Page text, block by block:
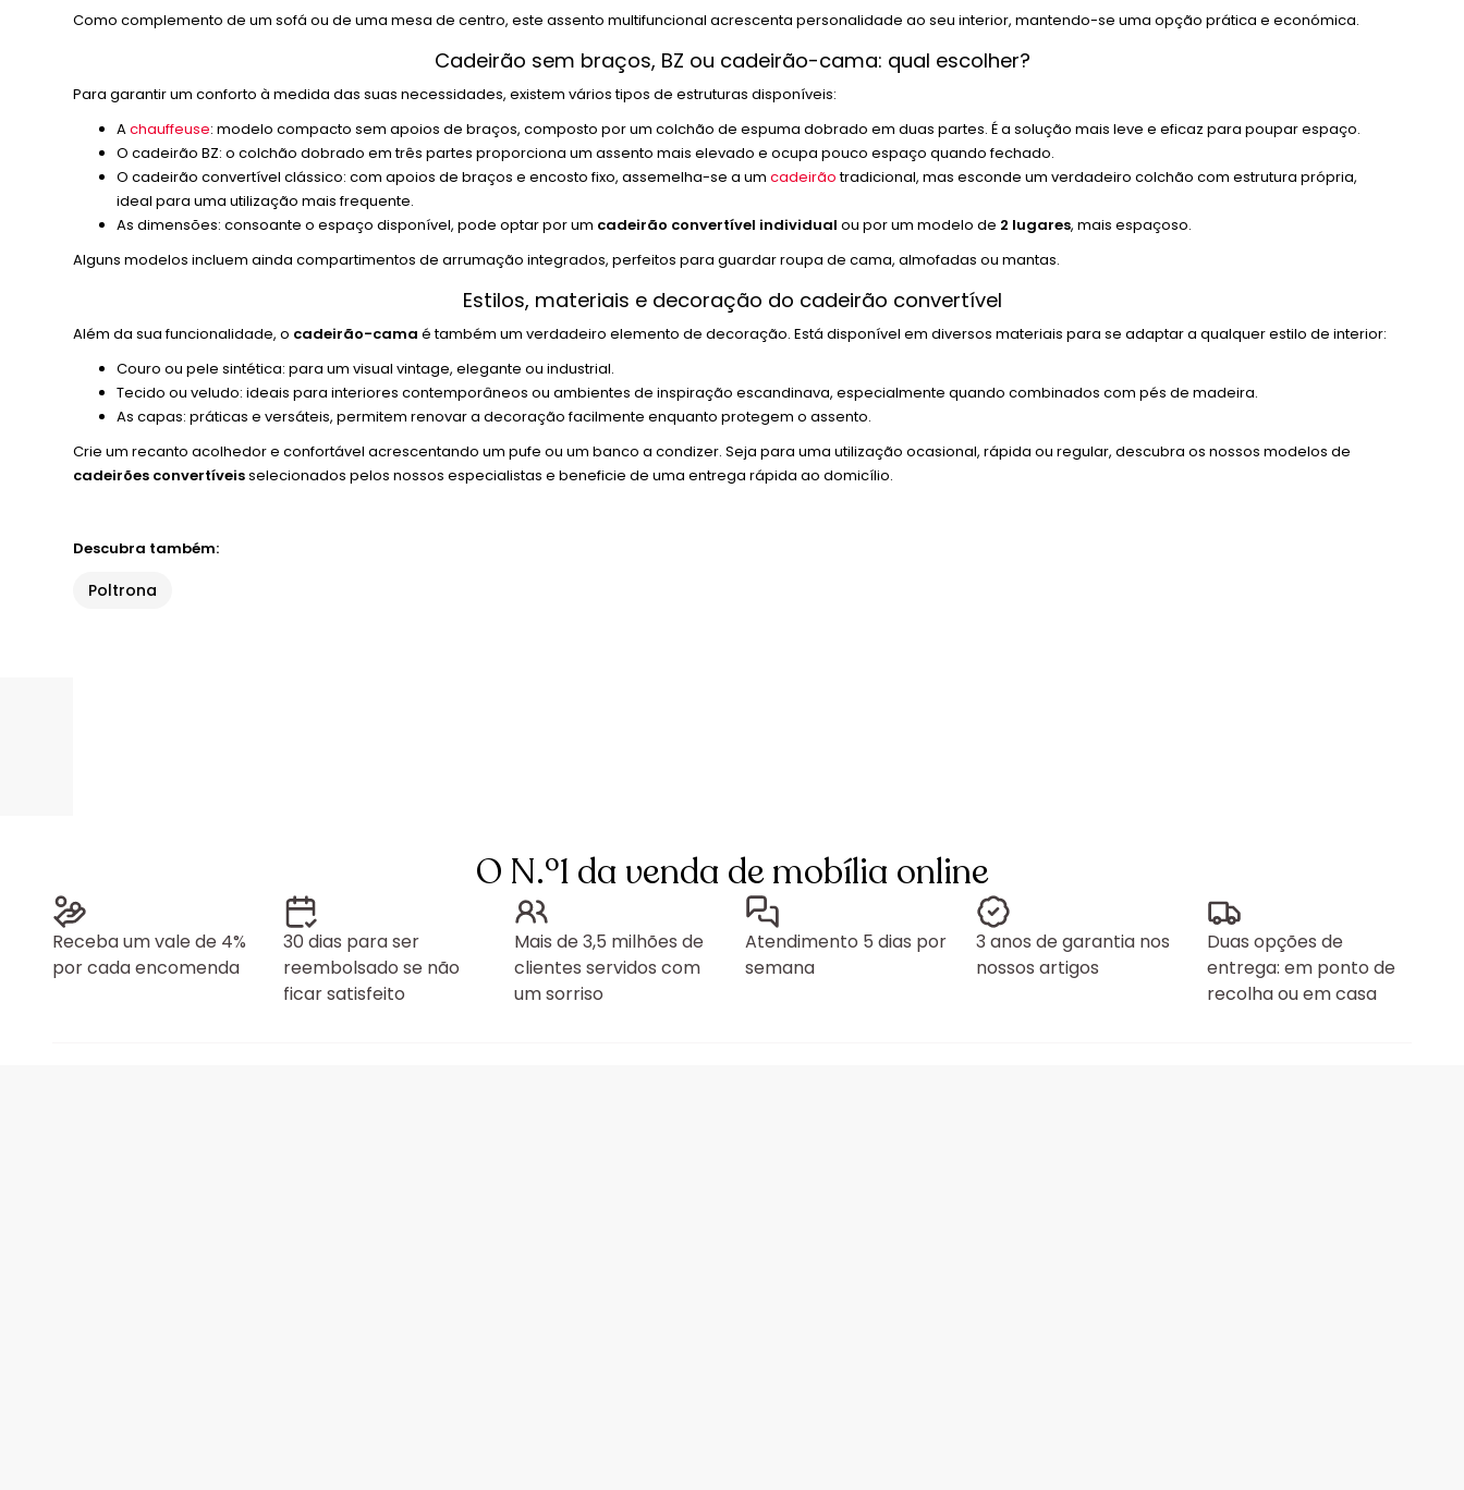
Como complemento de um sofá ou de uma mesa de centro, este assento multifuncional acrescenta personalidade ao seu interior, mantendo-se uma opção prática e económica.
Cadeirão sem braços, BZ ou cadeirão-cama: qual escolher?
Para garantir um conforto à medida das suas necessidades, existem vários tipos de estruturas disponíveis:
Achauffeuse: modelo compacto sem apoios de braços, composto por um colchão de espuma dobrado em duas partes. É a solução mais leve e eficaz para poupar espaço.
O cadeirão BZ: o colchão dobrado em três partes proporciona um assento mais elevado e ocupa pouco espaço quando fechado.
O cadeirão convertível clássico: com apoios de braços e encosto fixo, assemelha-se a umcadeirãotradicional, mas esconde um verdadeiro colchão com estrutura própria,
ideal para uma utilização mais frequente.
As dimensões: consoante o espaço disponível, pode optar por um cadeirão convertível individual ou por um modelo de 2 lugares, mais espaçoso.
Alguns modelos incluem ainda compartimentos de arrumação integrados, perfeitos para guardar roupa de cama, almofadas ou mantas.
Estilos, materiais e decoração do cadeirão convertível
Além da sua funcionalidade, o cadeirão-cama é também um verdadeiro elemento de decoração. Está disponível em diversos materiais para se adaptar a qualquer estilo de interior:
Couro ou pele sintética: para um visual vintage, elegante ou industrial.
Tecido ou veludo: ideais para interiores contemporâneos ou ambientes de inspiração escandinava, especialmente quando combinados com pés de madeira.
As capas: práticas e versáteis, permitem renovar a decoração facilmente enquanto protegem o assento.
Crie um recanto acolhedor e confortável acrescentando um pufe ou um banco a condizer. Seja para uma utilização ocasional, rápida ou regular, descubra os nossos modelos de
cadeirões convertíveisselecionados pelos nossos especialistas e beneficie de uma entrega rápida ao domicílio.
Descubra também:
Poltrona
O N.º1 da venda de mobília online
Receba um vale de 4%
por cada encomenda
30 dias para ser
reembolsado se não
ficar satisfeito
Mais de 3,5 milhões de
clientes servidos com
um sorriso
Atendimento 5 dias por
semana
3 anos de garantia nos
nossos artigos
Duas opções de
entrega: em ponto de
recolha ou em casa